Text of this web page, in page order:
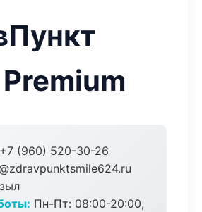
+7 (960) 520-30-26
Пн-Пт: 08:00-20:00,